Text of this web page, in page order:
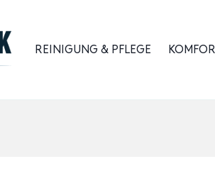
REINIGUNG & PFLEGE